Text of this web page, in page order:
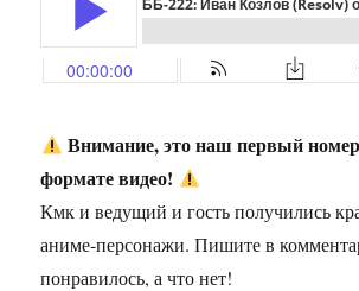
Внимание, это наш первый
формате видео!
Кмк и ведущий и гость получились
аниме-персонажи. Пишите в
понравилось, а что нет!